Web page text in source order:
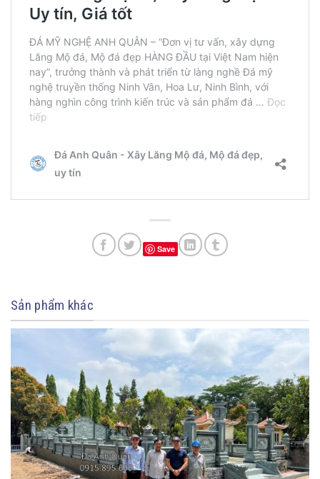
Save
Sản phẩm khác